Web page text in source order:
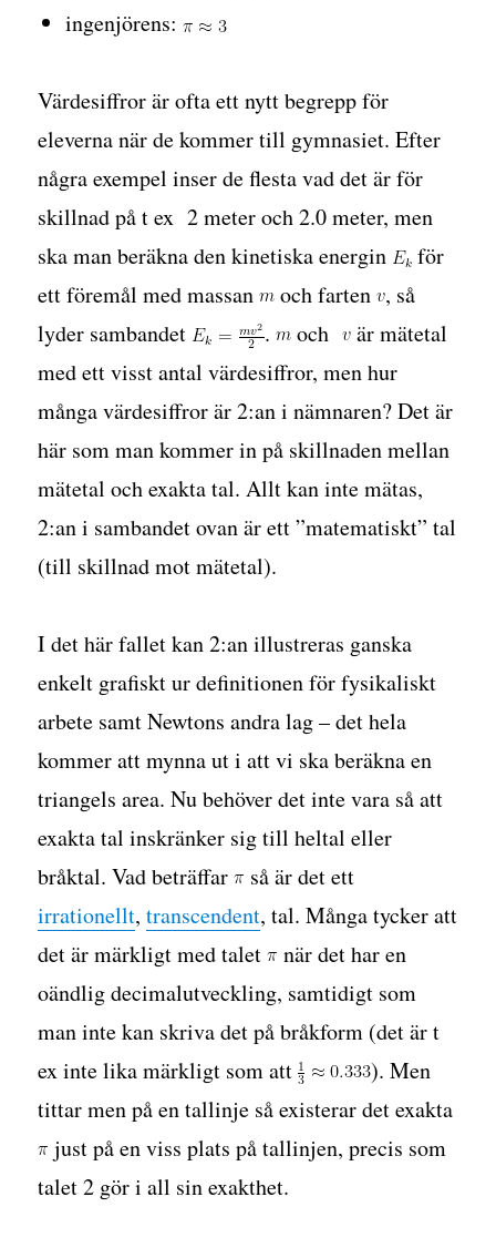
ingenjörens:
Värdesiffror är ofta ett nytt begrepp för
eleverna när de kommer till gymnasiet. Efter
några exempel inser de flesta vad det är för
skillnad på t ex 2 meter och 2.0 meter, men
ska man beräkna den kinetiska energin
för
ett föremål med massan
och farten , så
lyder sambandet
. och är mätetal
med ett visst antal värdesiffror, men hur
många värdesiffror är 2:an i nämnaren? Det är
här som man kommer in på skillnaden mellan
mätetal och exakta tal. Allt kan inte mätas,
2:an i sambandet ovan är ett ”matematiskt” tal
(till skillnad mot mätetal).
I det här fallet kan 2:an illustreras ganska
enkelt grafiskt ur definitionen för fysikaliskt
arbete samt Newtons andra lag – det hela
kommer att mynna ut i att vi ska beräkna en
triangels area. Nu behöver det inte vara så att
exakta tal inskränker sig till heltal eller
bråktal. Vad beträffar så är det ett
irrationellt,transcendent, tal. Många tycker att
det är märkligt med talet när det har en
oändlig decimalutveckling, samtidigt som
man inte kan skriva det på bråkform (det är t
ex inte lika märkligt som att
). Men
tittar men på en tallinje så existerar det exakta
just på en viss plats på tallinjen, precis som
talet 2 gör i all sin exakthet.